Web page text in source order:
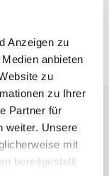
Anzeigen zu
anbieten
zu
zu Ihrer
Partner für
weiter. Unsere
mit
bereitgestellt